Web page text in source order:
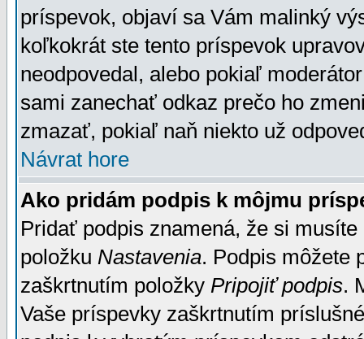
príspevok, objaví sa Vám malinký
koľkokrát ste tento príspevok
neodpovedal, alebo pokiaľ
sami zanechať odkaz prečo ho
zmazať, pokiaľ naň niekto už
Návrat hore
Ako pridám podpis k môjmu
Pridať podpis znamená, že si
položku Nastavenia. Podpis môžete
zaškrtnutím položky Pripojiť podpis.
Vaše príspevky zaškrtnutím